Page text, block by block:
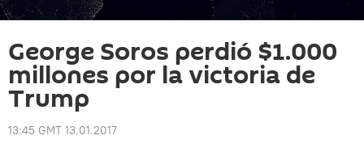
George Soros perdió $1.000
millones por la victoria de
Trump
13:45 GMT 13.01.2017